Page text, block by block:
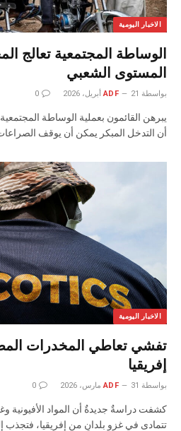
الاخبار اليومية
الوساطة المجتمعية تعالج
المستوى الشعبي
بواسطة ADF 21 أبريل، 2026 0
يبرهن القائمون بعملية الوساطة
أن التدخل المبكر يمكن أن يوقف
الاخبار اليومية
تفشي تعاطي المخدرات
إفريقيا
بواسطة ADF 31 مارس، 2026 0
كشفت دراسةٌ جديدةٌ أن المواد الأفيونية
تتمادى في غزو بلدانٍ من إفريقيا، فتجذب